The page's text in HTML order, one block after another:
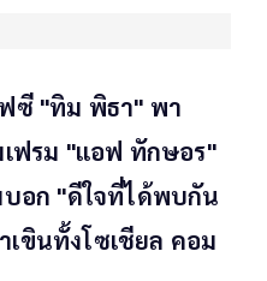
ฟซี "ทิม พิธา" พา
ฟรม "แอฟ ทักษอร"
อก "ดีใจที่ได้พบกัน
ขินทั้งโซเชียล คอม